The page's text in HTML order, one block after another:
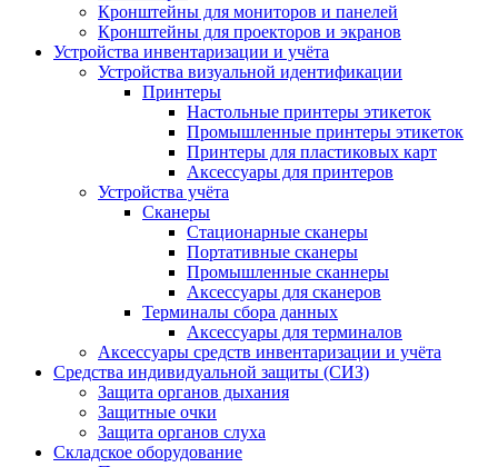
Кронштейны для мониторов и панелей
Кронштейны для проекторов и экранов
Устройства инвентаризации и учёта
Устройства визуальной идентификации
Принтеры
Настольные принтеры этикеток
Промышленные принтеры этикеток
Принтеры для пластиковых карт
Аксессуары для принтеров
Устройства учёта
Сканеры
Стационарные сканеры
Портативные сканеры
Промышленные сканнеры
Аксессуары для сканеров
Терминалы сбора данных
Аксессуары для терминалов
Аксессуары средств инвентаризации и учёта
Средства индивидуальной защиты (СИЗ)
Защита органов дыхания
Защитные очки
Защита органов слуха
Складское оборудование